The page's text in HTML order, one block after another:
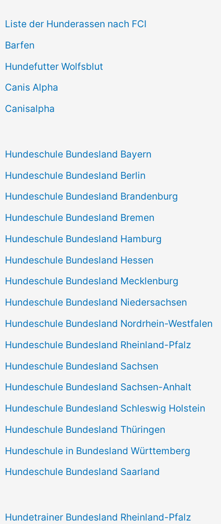
n
n
a
c
h
Liste der Hunderassen nach FCI
Barfen
Hundefutter Wolfsblut
Canis Alpha
Canisalpha
Hundeschule Bundesland Bayern
Hundeschule Bundesland Berlin
Hundeschule Bundesland Brandenburg
Hundeschule Bundesland Bremen
Hundeschule Bundesland Hamburg
Hundeschule Bundesland Hessen
Hundeschule Bundesland Mecklenburg
Hundeschule Bundesland Niedersachsen
Hundeschule Bundesland Nordrhein-Westfalen
Hundeschule Bundesland Rheinland-Pfalz
Hundeschule Bundesland Sachsen
Hundeschule Bundesland Sachsen-Anhalt
Hundeschule Bundesland Schleswig Holstein
Hundeschule Bundesland Thüringen
Hundeschule in Bundesland Württemberg
Hundeschule Bundesland Saarland
Hundetrainer Bundesland Rheinland-Pfalz